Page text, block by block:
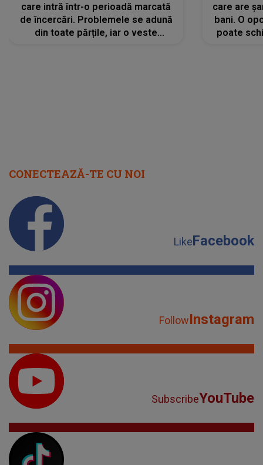
care intră într-o perioadă marcată
de încercări. Problemele se adună
din toate părțile, iar o veste
care are
bani. O
poate
CONECTEAZĂ-TE CU NOI
LikeFacebook
FollowInstagram
SubscribeYouTube